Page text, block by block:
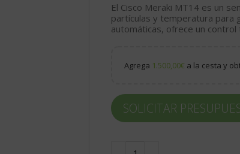
El Cisco Meraki MT14 es un
partículas y temperatura para
automáticas, ofrece un
Agrega 1.500,00€ a la cesta y
SOLICITAR